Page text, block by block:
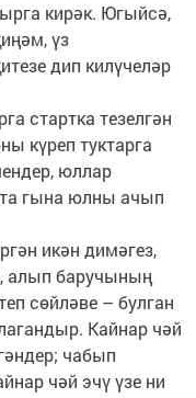
кирәк. Югыйсә,
үз
дип килүчеләр
стартка тезелгән
күреп туктарга
юллар
гына юлны ачып
икән димәгез,
алып баручының
сөйләве – булган
Кайнар чәй
чабып
чәй эчү үзе ни